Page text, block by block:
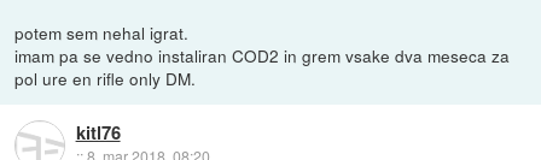
potem sem nehal igrat.
imam pa se vedno instaliran COD2 in grem vsake dva meseca za
pol ure en rifle only DM.
kitl76